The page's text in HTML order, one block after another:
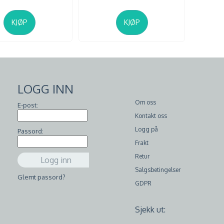
KJØP KJØP
LOGG INN
E-post:
Passord:
Glemt passord?
Om oss
Kontakt oss
Logg på
Frakt
Retur
Salgsbetingelser
GDPR
Sjekk ut: